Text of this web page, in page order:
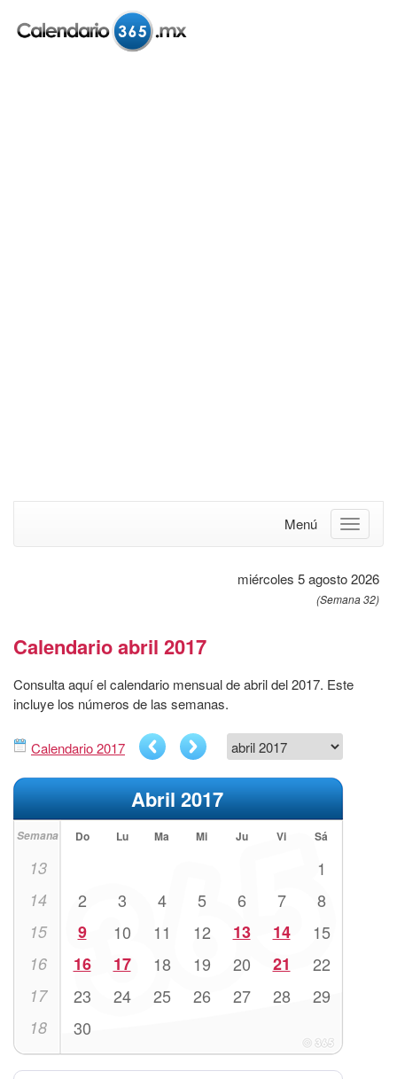
Menú
miércoles 5 agosto 2026
(Semana 32)
Calendario abril 2017
Consulta aquí el calendario mensual de abril del 2017. Este
incluye los números de las semanas.
Calendario 2017
Abril 2017
Semana Do Lu Ma Mi Ju Vi Sá
13 1
14 2 3 4 5 6 7 8
15 9 10 11 12 13 14 15
16 16 17 18 19 20 21 22
17 23 24 25 26 27 28 29
18 30